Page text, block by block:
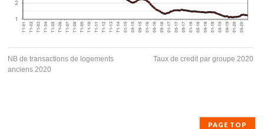
NB de transactions de logements
anciens 2020
Taux de credit par groupe 2020
PAGE TOP